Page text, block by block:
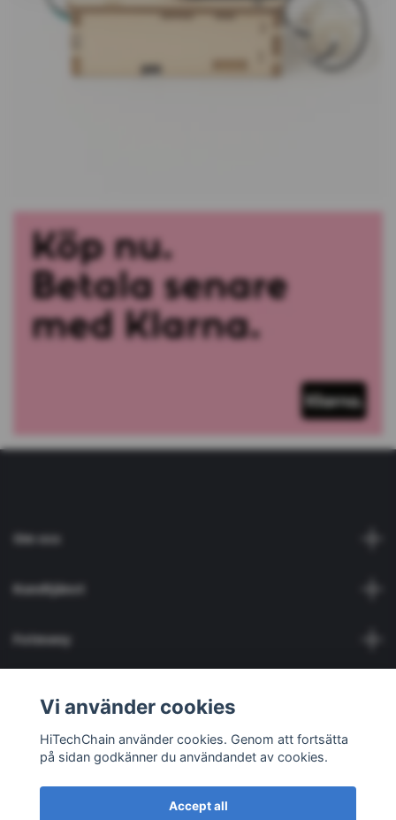
Om oss
Kundtjänst
Fotmeny
Vi använder cookies
HiTechChain använder cookies. Genom att fortsätta
på sidan godkänner du användandet av cookies.
Accept all